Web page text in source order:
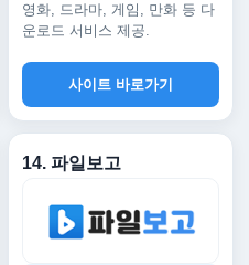
영화, 드라마, 게임, 만화 등 다
운로드 서비스 제공.
사이트 바로가기
14. 파일보고